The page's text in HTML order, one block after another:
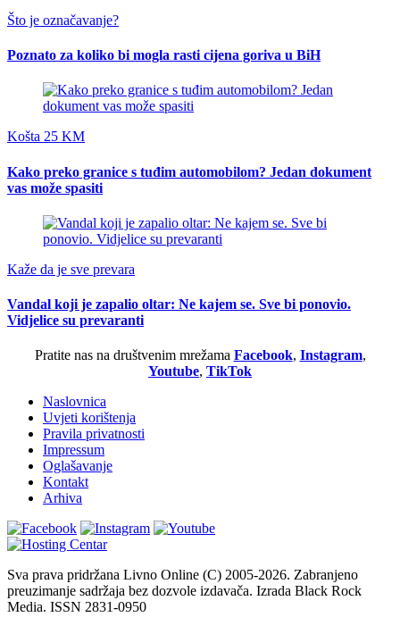
Što je označavanje?
Poznato za koliko bi mogla rasti cijena goriva u BiH
Košta 25 KM
Kako preko granice s tuđim automobilom? Jedan dokument
vas može spasiti
Kaže da je sve prevara
Vandal koji je zapalio oltar: Ne kajem se. Sve bi ponovio.
Vidjelice su prevaranti
Pratite nas na društvenim mrežama Facebook, Instagram,
Youtube, TikTok
Naslovnica
Uvjeti korištenja
Pravila privatnosti
Impressum
Oglašavanje
Kontakt
Arhiva
Sva prava pridržana Livno Online (C) 2005-2026. Zabranjeno
preuzimanje sadržaja bez dozvole izdavača. Izrada Black Rock
Media. ISSN 2831-0950